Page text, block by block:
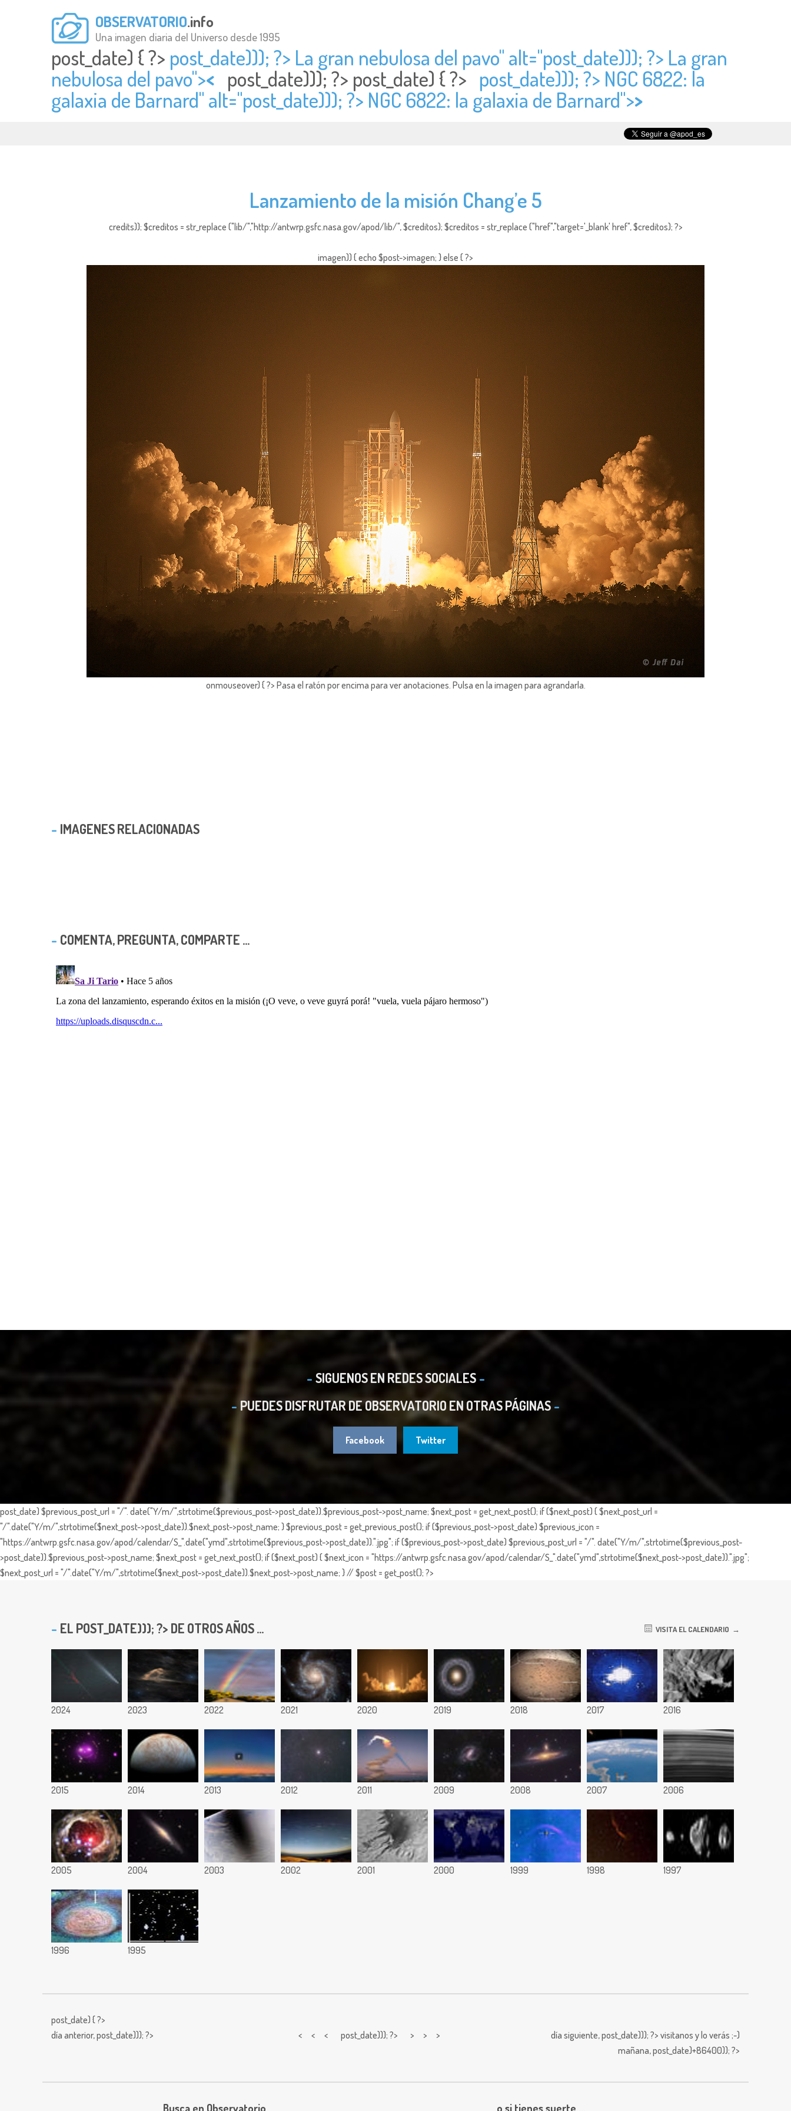
OBSERVATORIO.info
Una imagen diaria del Universo desde 1995
post_date) { ?> post_date))); ?> La gran nebulosa del pavo" alt="post_date))); ?> La gran
nebulosa del pavo">< post_date))); ?> post_date) { ?> post_date))); ?> NGC 6822: la
galaxia de Barnard" alt="post_date))); ?> NGC 6822: la galaxia de Barnard">>
Lanzamiento de la misión Chang’e 5
credits)); $creditos = str_replace ("lib/","http://antwrp.gsfc.nasa.gov/apod/lib/", $creditos); $creditos = str_replace ("href","target='_blank' href", $creditos); ?>
imagen)) { echo $post->imagen; } else { ?>
onmouseover) { ?> Pasa el ratón por encima para ver anotaciones. Pulsa en la imagen para agrandarla.
IMAGENES RELACIONADAS
COMENTA, PREGUNTA, COMPARTE ...
SIGUENOS EN REDES SOCIALES
PUEDES DISFRUTAR DE OBSERVATORIO EN OTRAS PÁGINAS
Facebook Twitter
post_date) $previous_post_url = "/". date("Y/m/",strtotime($previous_post->post_date)).$previous_post->post_name; $next_post = get_next_post(); if ($next_post) { $next_post_url =
"/".date("Y/m/",strtotime($next_post->post_date)).$next_post->post_name; } $previous_post = get_previous_post(); if ($previous_post->post_date) $previous_icon =
"https://antwrp.gsfc.nasa.gov/apod/calendar/S_".date("ymd",strtotime($previous_post->post_date)).".jpg"; if ($previous_post->post_date) $previous_post_url = "/". date("Y/m/",strtotime($previous_post-
>post_date)).$previous_post->post_name; $next_post = get_next_post(); if ($next_post) { $next_icon = "https://antwrp.gsfc.nasa.gov/apod/calendar/S_".date("ymd",strtotime($next_post->post_date)).".jpg";
$next_post_url = "/".date("Y/m/",strtotime($next_post->post_date)).$next_post->post_name; } // $post = get_post(); ?>
EL POST_DATE))); ?> DE OTROS AÑOS ... VISITA EL CALENDARIO
2024 2023 2022 2021 2020 2019 2018 2017 2016
2015 2014 2013 2012 2011 2009 2008 2007 2006
2005 2004 2003 2002 2001 2000 1999 1998 1997
1996 1995
post_date) { ?>
día anterior,post_date))); ?> < < < post_date))); ?> > > > día siguiente,post_date))); ?> visitanos y lo verás ;-)
mañana,post_date)+86400)); ?>
Busca en Observatorio o si tienes suerte ...